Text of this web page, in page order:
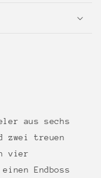
aus sechs
zwei treuen
vier
Endboss